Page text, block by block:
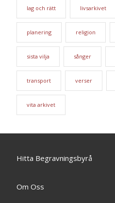
lag och rätt livsarkivet
planering religion
sista vilja sånger
transport verser
vita arkivet
Hitta Begravningsbyrå
Om Oss